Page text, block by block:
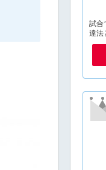
試合
達法